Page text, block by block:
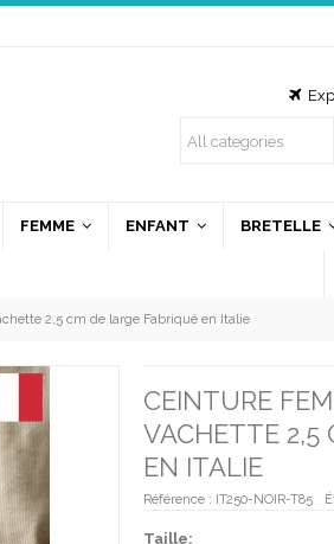
Nous utilisons
pour améliorer votre
ciblées, pour analyser le
la provenance de nos
FEMME ENFANT BRETELLE
2,5 cm de large Fabriqué en Italie
CEINTURE
VACHETTE 2,5
EN ITALIE
Référence : IT250-NOIR-T85
Taille: